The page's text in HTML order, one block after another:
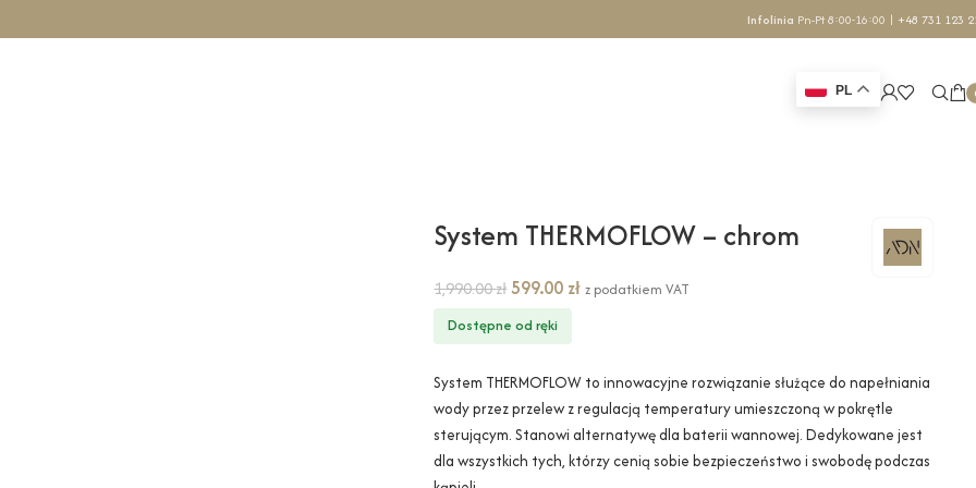
Infolinia Pn-Pt 8:00-16:00 | +48 731 123
PL
System THERMOFLOW – chrom
1,990.00zł 599.00 zł z podatkiem VAT
Dostępne od ręki
System THERMOFLOW to innowacyjne rozwiązanie służące do napełniania
wody przez przelew z regulacją temperatury umieszczoną w pokrętle
sterującym. Stanowi alternatywę dla baterii wannowej. Dedykowane jest
dla wszystkich tych, którzy cenią sobie bezpieczeństwo i swobodę podczas